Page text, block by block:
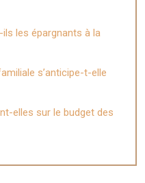
les épargnants à la
s’anticipe-t-elle
elles sur le budget des